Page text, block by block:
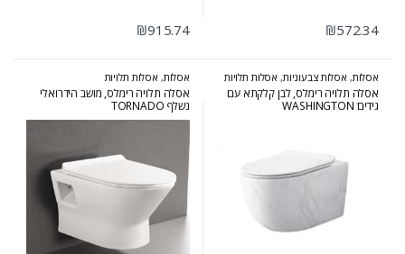
₪572.34
₪915.74
אסלות, אסלות צבעוניות, אסלות תלויות
אסלה תלויה רימלס, לבן קלקתא עם
גידיםׁׂ WASHINGTON
אסלות, אסלות תלויות
אסלה תלויה רימלס, מושב הידרואלי
נשלף TORNADO